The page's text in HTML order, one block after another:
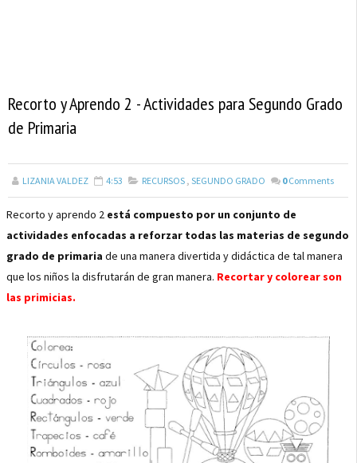
Recorto y Aprendo 2 - Actividades para Segundo Grado
de Primaria
LIZANIA VALDEZ 4:53 RECURSOS , SEGUNDO GRADO 0 Comments
Recorto y aprendo 2 está compuesto por un conjunto de
actividades enfocadas a reforzar todas las materias de segundo
grado de primaria de una manera divertida y didáctica de tal manera
que los niños la disfrutarán de gran manera. Recortar y colorear son
las primicias.